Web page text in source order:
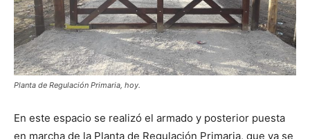
Planta de Regulación Primaria, hoy.
En este espacio se realizó el armado y posterior puesta
en marcha de la Planta de Regulación Primaria, que ya se